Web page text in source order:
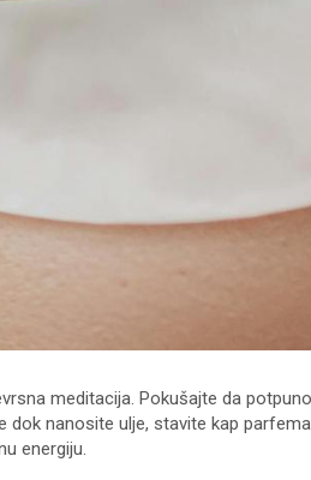
meditacija. Pokušajte da
nanosite ulje, stavite kap
energiju.